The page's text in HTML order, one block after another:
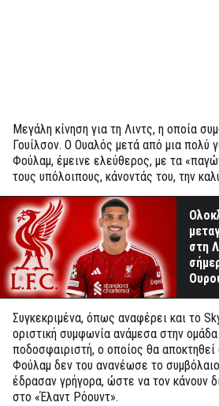
Μεγάλη κίνηση για τη Λιντς, η οποία
Γουίλσον. Ο Ουαλός μετά από μια πολύ
Φούλαμ, έμεινε ελεύθερος, με τα
τους υπόλοιπους, κάνοντάς του, την
στη
Συγκεκριμένα, όπως αναφέρει και το
οριστική συμφωνία ανάμεσα στην ομάδα
ποδοσφαιριστή, ο οποίος θα
Φούλαμ δεν του ανανέωσε το
έδρασαν γρήγορα, ώστε να τον κάνουν
στο «Έλαντ Ρόουντ».